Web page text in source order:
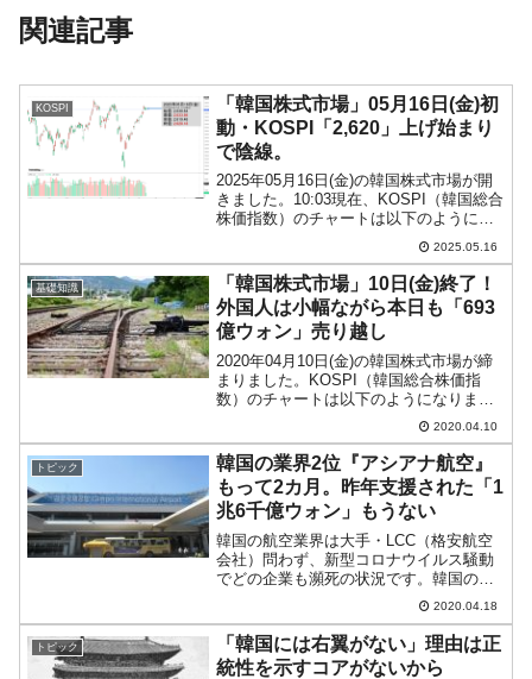
関連記事
KOSPI
「韓国株式市場」05月16日(金)初
動・KOSPI「2,620」上げ始まり
で陰線。
2025年05月16日(金)の韓国株式市場が開
きました。10:03現在、KOSPI（韓国総合
株価指数）のチャートは以下のようにな
『Investing.com』より引用）。上げて始
まったのですが、現在のところ陰線。
KOS...
2025.05.16
基礎知識
「韓国株式市場」10日(金)終了！
外国人は小幅ながら本日も「693
億ウォン」売り越し
2020年04月10日(金)の韓国株式市場が締
まりました。KOSPI（韓国総合株価指
数）のチャートは以下のようになりまし
た（チャートは『Investing.com』より引
用）。本日はここまでの3日間と異なり、
ローソク足の実体線もしっかりある...
2020.04.10
トピック
韓国の業界2位『アシアナ航空』
もって2カ月。昨年支援された「1
兆6千億ウォン」もうない
韓国の航空業界は大手・LCC（格安航空
会社）問わず、新型コロナウイルス騒動
でどの企業も瀕死の状況です。韓国のフ
ラッグキャリア（その国を代表する航空
会社のことです）『大韓航空』とライバ
ル関係にあるのが業界第2位の『アシアナ
航空』です。『アシア...
2020.04.18
トピック
「韓国には右翼がない」理由は正
統性を示すコアがないから